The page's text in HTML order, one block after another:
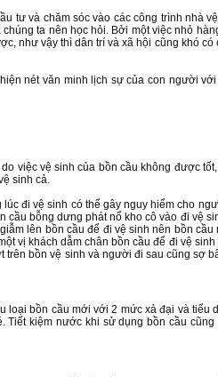
tư và chăm sóc vào các công trình nhà
ta nên học hỏi. Bởi một việc nhỏ
như vậy thì dân trí và xã hội cũng khó có
nét văn minh lịch sự của con người
việc vệ sinh của bồn cầu không được
sinh cả.
đi vệ sinh có thể gây nguy hiểm cho
bỗng dưng phát nổ kho cô vào đi vệ
lên bồn cầu để đi vệ sinh nên bồn cầu
vị khách dẫm chân bồn cầu để đi vệ
bồn vệ sinh và người đi sau cũng sợ
loại bồn cầu mới với 2 mức xả đại và tiểu
Tiết kiệm nước khi sử dụng bồn cầu cũng